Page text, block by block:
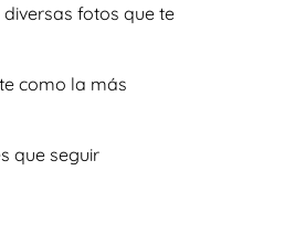
fotos que te
como la más
que seguir